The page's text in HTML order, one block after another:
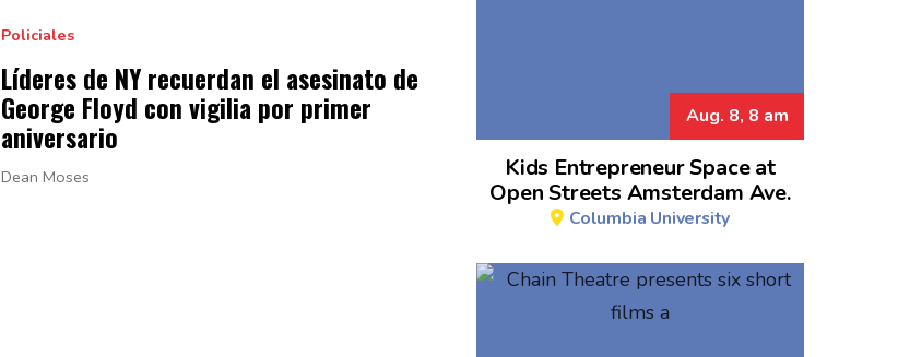
Policiales
Líderes de NY recuerdan el asesinato de
George Floyd con vigilia por primer
aniversario
Dean Moses
Aug. 8, 8 am
Kids Entrepreneur Space at
Open Streets Amsterdam Ave.
Columbia University